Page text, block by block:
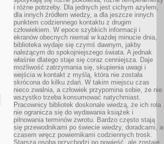
i różne potrzeby. Dla jednych jest cichym azylem,
dla innych źródłem wiedzy, a dla jeszcze innych
punktem codziennego kontaktu z drugim
człowiekiem. W epoce szybkich informacji i
ekranów obecnych niemal w każdej minucie dnia,
biblioteka wydaje się czymś dawnym, jakby
należącym do spokojniejszego świata. A jednak
właśnie dlatego staje się coraz cenniejsza. Daje
możliwość zatrzymania się, skupienia uwagi i
wejścia w kontakt z myślą, która nie została
skrócona do kilku zdań. W takim miejscu czas
nieco zwalnia, a człowiek przypomina sobie, że nie
wszystko trzeba konsumować natychmiast.
Pracownicy bibliotek doskonale wiedzą, że ich rola
nie ogranicza się do wydawania książek i
pilnowania terminów zwrotu. Bardzo często stają
się przewodnikami po świecie wiedzy, doradcami, a
czasem wręcz powiernikami codziennych trosk.
Starsza osoba przychodzi po powieść, ale zostaje